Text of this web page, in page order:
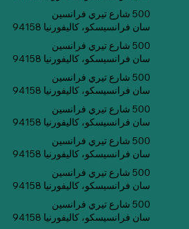
500 شارع تيري فرانسين
سان فرانسيسكو، كاليفورنيا 94158
500 شارع تيري فرانسين
سان فرانسيسكو، كاليفورنيا 94158
500 شارع تيري فرانسين
سان فرانسيسكو، كاليفورنيا 94158
500 شارع تيري فرانسين
سان فرانسيسكو، كاليفورنيا 94158
500 شارع تيري فرانسين
سان فرانسيسكو، كاليفورنيا 94158
500 شارع تيري فرانسين
سان فرانسيسكو، كاليفورنيا 94158
500 شارع تيري فرانسين
سان فرانسيسكو، كاليفورنيا 94158